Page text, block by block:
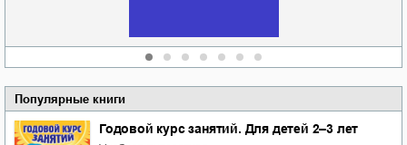
Популярные книги
Годовой курс занятий. Для детей 2–3 лет